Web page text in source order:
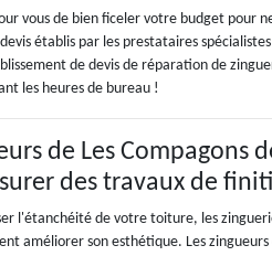
vous de bien ficeler votre budget pour
établis par les prestataires
de devis de réparation de
les heures de bureau !
de Les Compagons
des travaux de
l'étanchéité de votre toiture, les
améliorer son esthétique. Les